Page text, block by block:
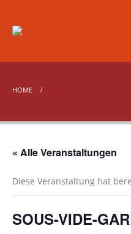
HOME
« Alle Veranstaltungen
Diese Veranstaltung hat
SOUS-VIDE-